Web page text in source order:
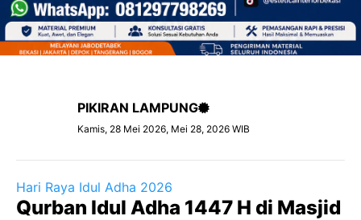
PIKIRAN LAMPUNG
Kamis, 28 Mei 2026, Mei 28, 2026 WIB
Hari Raya Idul Adha 2026
Qurban Idul Adha 1447 H di Masjid